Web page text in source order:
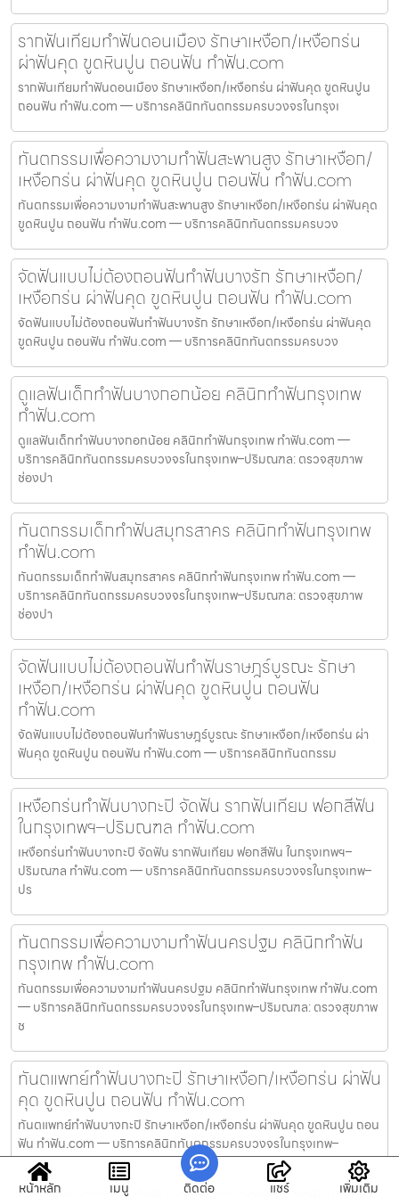
รากฟันเทียมทำฟันดอนเมือง รักษาเหงือก/เหงือกร่น
ผ่าฟันคุด ขูดหินปูน ถอนฟัน ทำฟัน.com
รากฟันเทียมทำฟันดอนเมือง รักษาเหงือก/เหงือกร่น ผ่าฟันคุด ขูดหินปูน
ถอนฟัน ทำฟัน.com — บริการคลินิกทันตกรรมครบวงจรในกรุงเ
ทันตกรรมเพื่อความงามทำฟันสะพานสูง รักษาเหงือก/
เหงือกร่น ผ่าฟันคุด ขูดหินปูน ถอนฟัน ทำฟัน.com
ทันตกรรมเพื่อความงามทำฟันสะพานสูง รักษาเหงือก/เหงือกร่น ผ่าฟันคุด
ขูดหินปูน ถอนฟัน ทำฟัน.com — บริการคลินิกทันตกรรมครบวง
จัดฟันแบบไม่ต้องถอนฟันทำฟันบางรัก รักษาเหงือก/
เหงือกร่น ผ่าฟันคุด ขูดหินปูน ถอนฟัน ทำฟัน.com
จัดฟันแบบไม่ต้องถอนฟันทำฟันบางรัก รักษาเหงือก/เหงือกร่น ผ่าฟันคุด
ขูดหินปูน ถอนฟัน ทำฟัน.com — บริการคลินิกทันตกรรมครบวง
ดูแลฟันเด็กทำฟันบางกอกน้อย คลินิกทำฟันกรุงเทพ
ทำฟัน.com
ดูแลฟันเด็กทำฟันบางกอกน้อย คลินิกทำฟันกรุงเทพ ทำฟัน.com —
บริการคลินิกทันตกรรมครบวงจรในกรุงเทพ–ปริมณฑล: ตรวจสุขภาพ
ช่องปา
ทันตกรรมเด็กทำฟันสมุทรสาคร คลินิกทำฟันกรุงเทพ
ทำฟัน.com
ทันตกรรมเด็กทำฟันสมุทรสาคร คลินิกทำฟันกรุงเทพ ทำฟัน.com —
บริการคลินิกทันตกรรมครบวงจรในกรุงเทพ–ปริมณฑล: ตรวจสุขภาพ
ช่องปา
จัดฟันแบบไม่ต้องถอนฟันทำฟันราษฎร์บูรณะ รักษา
เหงือก/เหงือกร่น ผ่าฟันคุด ขูดหินปูน ถอนฟัน
ทำฟัน.com
จัดฟันแบบไม่ต้องถอนฟันทำฟันราษฎร์บูรณะ รักษาเหงือก/เหงือกร่น ผ่า
ฟันคุด ขูดหินปูน ถอนฟัน ทำฟัน.com — บริการคลินิกทันตกรรม
เหงือกร่นทำฟันบางกะปิ จัดฟัน รากฟันเทียม ฟอกสีฟัน
ในกรุงเทพฯ–ปริมณฑล ทำฟัน.com
เหงือกร่นทำฟันบางกะปิ จัดฟัน รากฟันเทียม ฟอกสีฟัน ในกรุงเทพฯ–
ปริมณฑล ทำฟัน.com — บริการคลินิกทันตกรรมครบวงจรในกรุงเทพ–
ปร
ทันตกรรมเพื่อความงามทำฟันนครปฐม คลินิกทำฟัน
กรุงเทพ ทำฟัน.com
ทันตกรรมเพื่อความงามทำฟันนครปฐม คลินิกทำฟันกรุงเทพ ทำฟัน.com
— บริการคลินิกทันตกรรมครบวงจรในกรุงเทพ–ปริมณฑล: ตรวจสุขภาพ
ช
ทันตแพทย์ทำฟันบางกะปิ รักษาเหงือก/เหงือกร่น ผ่าฟัน
คุด ขูดหินปูน ถอนฟัน ทำฟัน.com
ทันตแพทย์ทำฟันบางกะปิ รักษาเหงือก/เหงือกร่น ผ่าฟันคุด ขูดหินปูน ถอน
ฟัน ทำฟัน.com — บริการคลินิกทันตกรรมครบวงจรในกรุงเทพ–
หน้าหลัก เมนู ติดต่อ แชร์ เพิ่มเติม